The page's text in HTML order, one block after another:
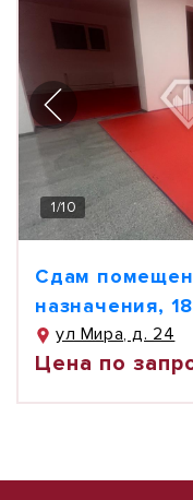
1/10
Сдам
назначения,
ул Мира, д. 24
Цена по